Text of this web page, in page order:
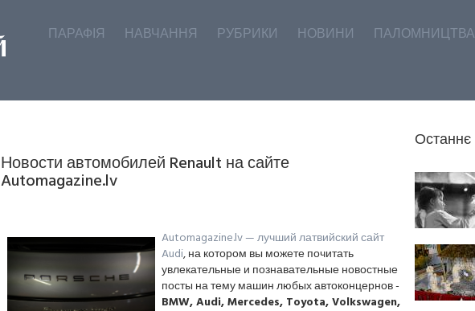
ПАРАФІЯ НАВЧАННЯ РУБРИКИ НОВИНИ ПАЛОМНИЦТВА
Новости автомобилей Renault на сайте
Automagazine.lv
Automagazine.lv — лучший латвийский сайт
Audi, на котором вы можете почитать
увлекательные и познавательные новостные
посты на тему машин любых автоконцернов -
BMW, Audi, Mercedes, Toyota, Volkswagen,
Останнє